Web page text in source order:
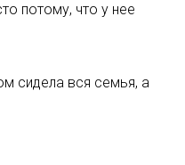
потому, что у нее
сидела вся семья, а